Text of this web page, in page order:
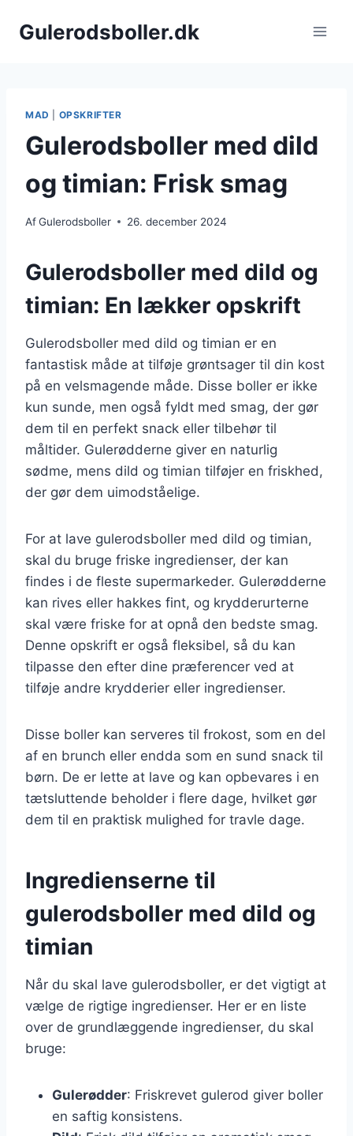
Gulerodsboller.dk
MAD OPSKRIFTER
Gulerodsboller med dild
og timian: Frisk smag
AfGulerodsboller 26. december 2024
Gulerodsboller med dild og
timian: En lækker opskrift
Gulerodsboller med dild og timian er en
fantastisk måde at tilføje grøntsager til din kost
på en velsmagende måde. Disse boller er ikke
kun sunde, men også fyldt med smag, der gør
dem til en perfekt snack eller tilbehør til
måltider. Gulerødderne giver en naturlig
sødme, mens dild og timian tilføjer en friskhed,
der gør dem uimodståelige.
For at lave gulerodsboller med dild og timian,
skal du bruge friske ingredienser, der kan
findes i de fleste supermarkeder. Gulerødderne
kan rives eller hakkes fint, og krydderurterne
skal være friske for at opnå den bedste smag.
Denne opskrift er også fleksibel, så du kan
tilpasse den efter dine præferencer ved at
tilføje andre krydderier eller ingredienser.
Disse boller kan serveres til frokost, som en del
af en brunch eller endda som en sund snack til
børn. De er lette at lave og kan opbevares i en
tætsluttende beholder i flere dage, hvilket gør
dem til en praktisk mulighed for travle dage.
Ingredienserne til
gulerodsboller med dild og
timian
Når du skal lave gulerodsboller, er det vigtigt at
vælge de rigtige ingredienser. Her er en liste
over de grundlæggende ingredienser, du skal
bruge:
Gulerødder: Friskrevet gulerod giver boller
en saftig konsistens.